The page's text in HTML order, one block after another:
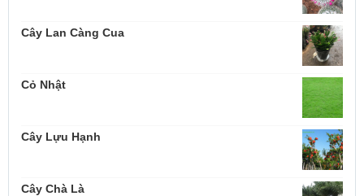
Cây Lan Càng Cua
Cỏ Nhật
Cây Lựu Hạnh
Cây Chà Là